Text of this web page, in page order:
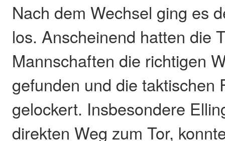
Nach dem Wechsel ging es
los. Anscheinend hatten die
Mannschaften die richtigen
gefunden und die taktischen
gelockert. Insbesondere
direkten Weg zum Tor,